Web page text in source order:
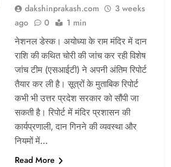
dakshinprakash.com
3 weeks
ago
0 1 min
नेशनल डेस्क। अयोध्या के राम मंदिर में दान
राशि की कथित चोरी की जांच कर रही विशेष
जांच टीम (एसआईटी) ने अपनी अंतिम रिपोर्ट
तैयार कर ली है। सूत्रों के मुताबिक रिपोर्ट
कभी भी उत्तर प्रदेश सरकार को सौंपी जा
सकती है। रिपोर्ट में मंदिर प्रशासन की
कार्यप्रणाली, दान गिनने की व्यवस्था और
नियमों में…
Read More